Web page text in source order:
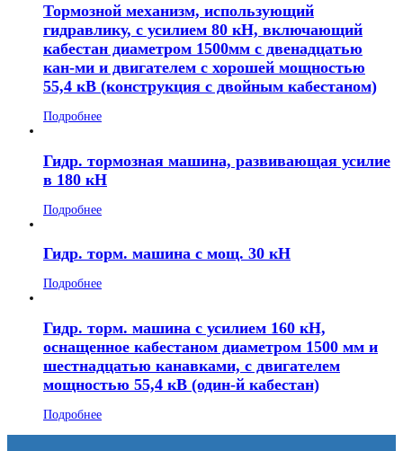
Тормозной механизм, использующий
гидравлику, с усилием 80 кН, включающий
кабестан диаметром 1500мм с двенадцатью
кан-ми и двигателем с хорошей мощностью
55,4 кВ (конструкция с двойным кабестаном)
Подробнее
Гидр. тормозная машина, развивающая усилие
в 180 кН
Подробнее
Гидр. торм. машина с мощ. 30 кН
Подробнее
Гидр. торм. машина с усилием 160 кН,
оснащенное кабестаном диаметром 1500 мм и
шестнадцатью канавками, с двигателем
мощностью 55,4 кВ (один-й кабестан)
Подробнее